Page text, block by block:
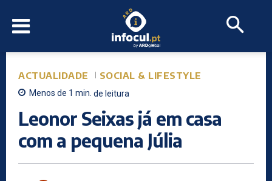
ACTUALIDADE SOCIAL & LIFESTYLE
Menos de 1 min. de leitura
Leonor Seixas já em casa
com a pequena Júlia